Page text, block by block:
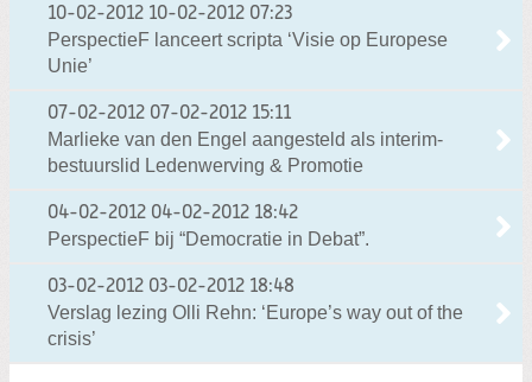
10-02-2012 10-02-2012 07:23
PerspectieF lanceert scripta ‘Visie op Europese
Unie’
07-02-2012 07-02-2012 15:11
Marlieke van den Engel aangesteld als interim-
bestuurslid Ledenwerving & Promotie
04-02-2012 04-02-2012 18:42
PerspectieF bij “Democratie in Debat”.
03-02-2012 03-02-2012 18:48
Verslag lezing Olli Rehn: ‘Europe’s way out of the
crisis’